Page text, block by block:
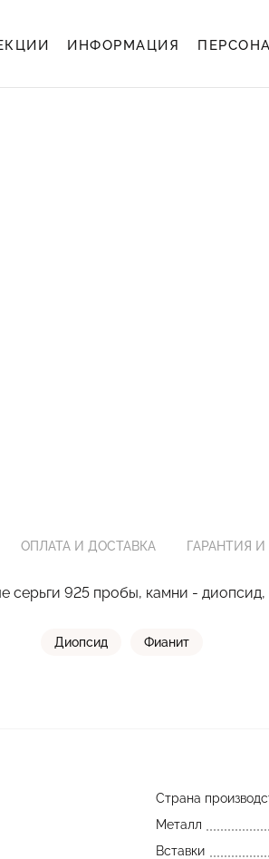
ИНФОРМАЦИЯ
ОПЛАТА И ДОСТАВКА ГАРАНТИЯ И
серьги 925 пробы, камни -
Диопсид Фианит
Страна
Металл
Вставки